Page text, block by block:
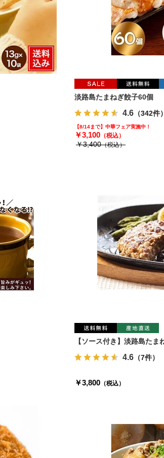
淡路島たまねぎ餃子60個
4.6 （342件）
【8/14まで】中華フェア実施中！
￥3,100 （税込）
￥3,400（税込）
【ソース付き】淡路島た
4.6 （7件）
￥3,800 （税込）